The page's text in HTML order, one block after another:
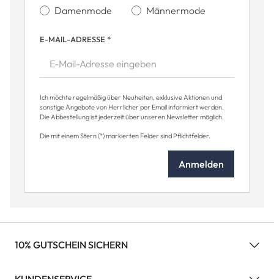
Damenmode Männermode
E-MAIL-ADRESSE *
Ich möchte regelmäßig über Neuheiten, exklusive Aktionen und
sonstige Angebote von Herrlicher per Email informiert werden.
Die Abbestellung ist jederzeit über unseren Newsletter möglich.
Die mit einem Stern (*) markierten Felder sind Pflichtfelder.
Anmelden
10% GUTSCHEIN SICHERN